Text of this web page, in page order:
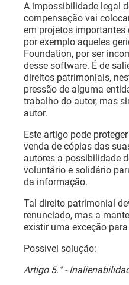
A impossibilidade legal
compensação vai
em projetos importantes
por exemplo aqueles
Foundation, por ser
desse software. É de
direitos patrimoniais,
pressão de alguma
trabalho do autor, mas
autor.
Este artigo pode
venda de cópias das
autores a possibilidade
voluntário e solidário
da informação.
Tal direito patrimonial
renunciado, mas a
existir uma exceção
Possível solução:
Artigo 5.° -